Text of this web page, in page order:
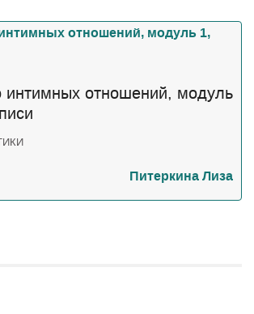
интимных отношений, модуль
Питеркина Лиза